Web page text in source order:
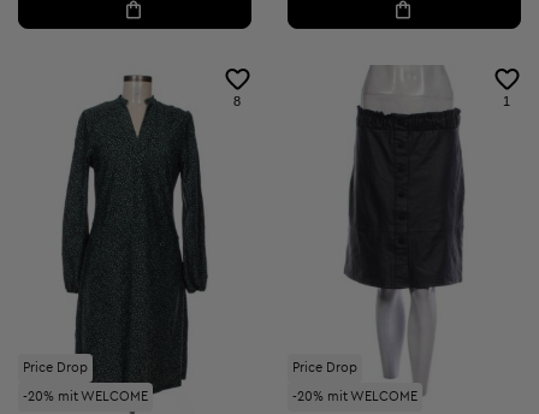
Price Drop
-20% mit WELCOME
8
Price Drop
-20% mit WELCOME
1